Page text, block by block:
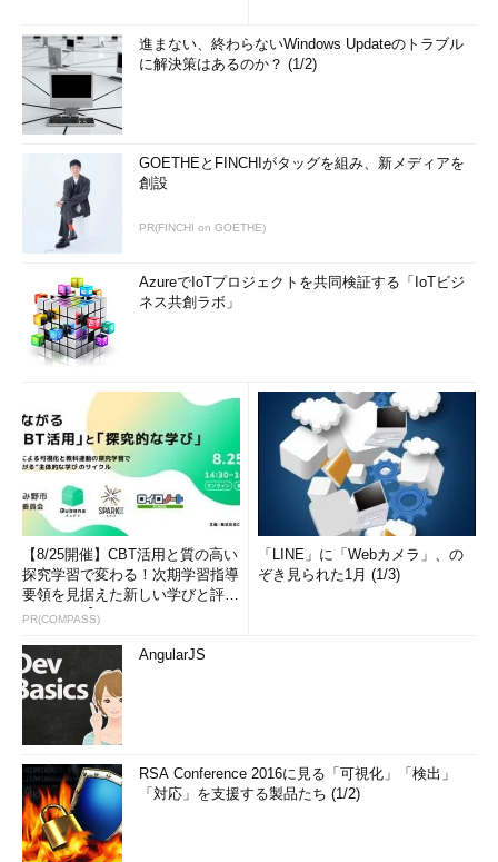
りかえ」機能を頭にいれながらすすめていくことにしましょう。
進まない、終わらないWindows Updateのトラブル
に解決策はあるのか？ (1/2)
GOETHEとFINCHIがタッグを組み、新メディアを
創設
PR(FINCHI on GOETHE)
AzureでIoTプロジェクトを共同検証する「IoTビジ
ネス共創ラボ」
【8/25開催】CBT活用と質の高い
探究学習で変わる！次期学習指導
要領を見据えた新しい学びと評価
のカタチ【オンラインイベ...
PR(COMPASS)
「LINE」に「Webカメラ」、の
ぞき見られた1月 (1/3)
AngularJS
RSA Conference 2016に見る「可視化」「検出」
「対応」を支援する製品たち (1/2)